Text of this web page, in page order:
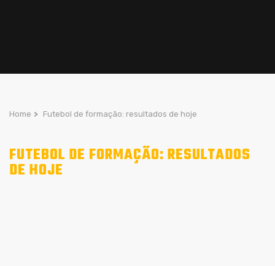
Home > Futebol de formação: resultados de hoje
FUTEBOL DE FORMAÇÃO: RESULTADOS
DE HOJE